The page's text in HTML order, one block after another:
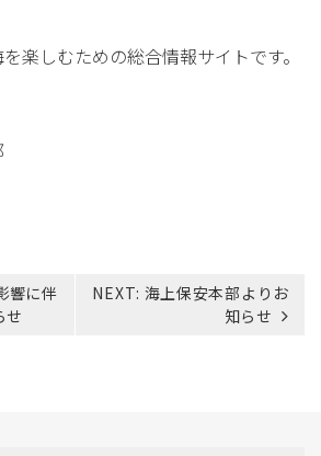
楽しむための総合情報サイトです。
響に伴
せ
NEXT: 海上保安本部よりお
知らせ